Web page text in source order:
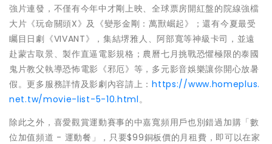
強片連發，不僅有今年中才剛上映、全球票房開紅盤的院線強檔
大片《玩命關頭X》及《變形金剛：萬獸崛起》；還有今夏最受
矚目日劇《VIVANT》，集結堺雅人、阿部寬等神級卡司，並遠
赴蒙古取景、製作直逼電影規格；農曆七月挑戰恐懼極限的泰國
鬼片教父執導恐怖電影《邪厄》等，多元影音娛樂讓你開心放暑
假。更多服務詳情及影劇內容請上：https://www.homeplus.
net.tw/movie-list-5-10.html。
除此之外，喜愛觀賞運動賽事的中嘉寬頻用戶也別錯過加購「數
位加值頻道 - 運動餐」，只要$99銅板價的月租費，即可以在家